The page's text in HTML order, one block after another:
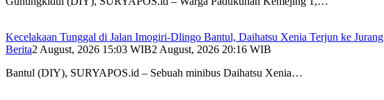
Kecelakaan Tunggal di Jalan Imogiri-Dlingo Bantul, Daihatsu Xenia Terjun ke Jurang
Berita2 August, 2026 15:03 WIB2 August, 2026 20:16 WIB
Bantul (DIY), SURYAPOS.id – Sebuah minibus Daihatsu Xenia…